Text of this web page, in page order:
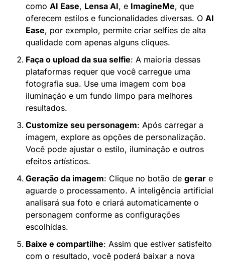
como AI Ease, Lensa AI, e ImagineMe, que
oferecem estilos e funcionalidades diversas. O AI
Ease, por exemplo, permite criar selfies de alta
qualidade com apenas alguns cliques.
Faça o upload da sua selfie: A maioria dessas
plataformas requer que você carregue uma
fotografia sua. Use uma imagem com boa
iluminação e um fundo limpo para melhores
resultados.
Customize seu personagem: Após carregar a
imagem, explore as opções de personalização.
Você pode ajustar o estilo, iluminação e outros
efeitos artísticos.
Geração da imagem: Clique no botão de gerar e
aguarde o processamento. A inteligência artificial
analisará sua foto e criará automaticamente o
personagem conforme as configurações
escolhidas.
Baixe e compartilhe: Assim que estiver satisfeito
com o resultado, você poderá baixar a nova